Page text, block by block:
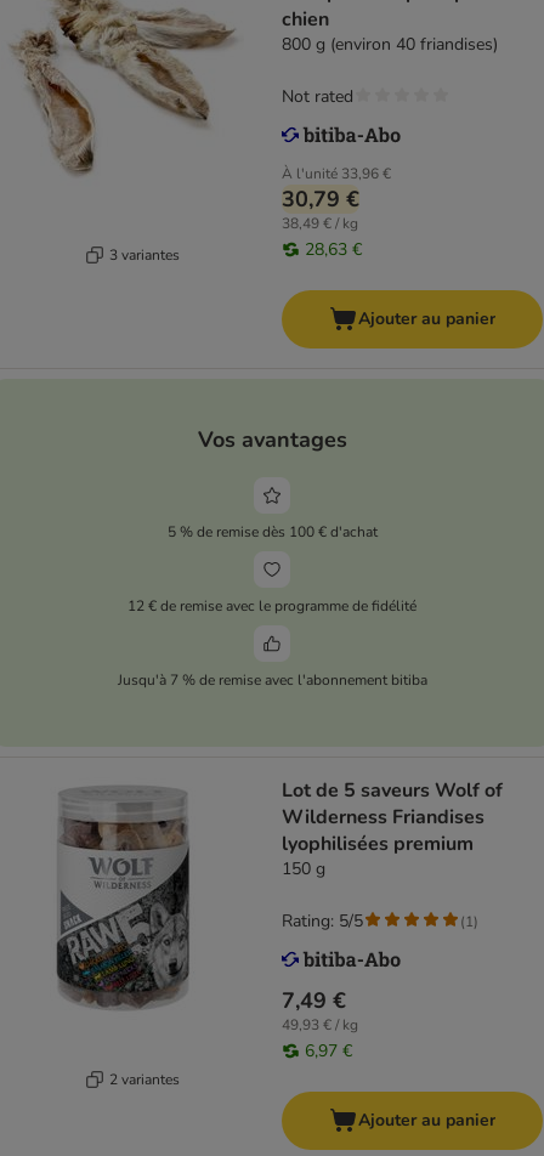
3 variantes
chien
800 g (environ 40 friandises)
À l'unité 33,96 €
30,79 €
38,49 € / kg
28,63 €
Not rated
Ajouter au panier
Vos avantages
5 % de remise dès 100 € d'achat
12 € de remise avec le programme de fidélité
Jusqu'à 7 % de remise avec l'abonnement bitiba
2 variantes
Lot de 5 saveurs Wolf of
Wilderness Friandises
lyophilisées premium
150 g
7,49 €
49,93 € / kg
6,97 €
Rating: 5/5 (1)
Ajouter au panier